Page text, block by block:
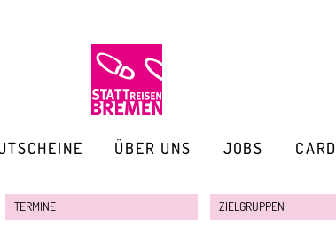
ÜBER UNS JOBS CARD